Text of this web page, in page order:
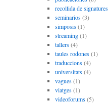
recollida de signatures
seminarios(3)
simposis(1)
streaming(1)
tallers(4)
taules rodones(1)
traduccions(4)
universitats(4)
vagues(1)
viatges(1)
videoforums(5)